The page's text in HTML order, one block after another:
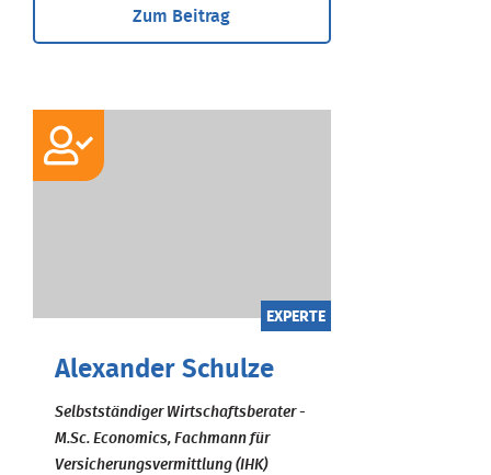
Zum Beitrag
EXPERTE
Alexander Schulze
Selbstständiger Wirtschaftsberater -
M.Sc. Economics, Fachmann für
Versicherungsvermittlung (IHK)